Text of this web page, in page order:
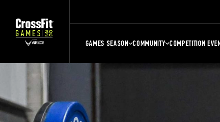
GAMES SEASON COMMUNITY COMPETITION